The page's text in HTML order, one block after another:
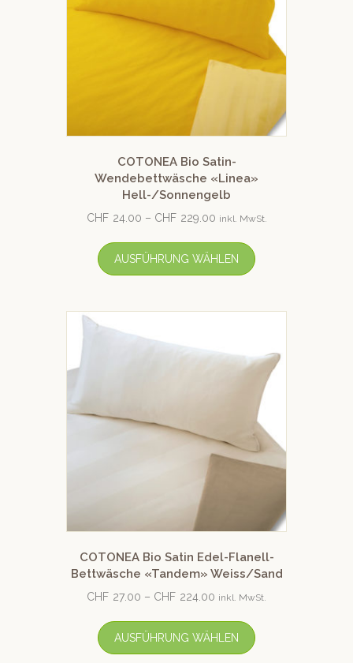
COTONEA Bio Satin-
Wendebettwäsche «Linea»
Hell-/Sonnengelb
CHF 24.00 – CHF 229.00 inkl. MwSt.
AUSFÜHRUNG WÄHLEN
COTONEA Bio Satin Edel-Flanell-
Bettwäsche «Tandem» Weiss/Sand
CHF 27.00 – CHF 224.00 inkl. MwSt.
AUSFÜHRUNG WÄHLEN